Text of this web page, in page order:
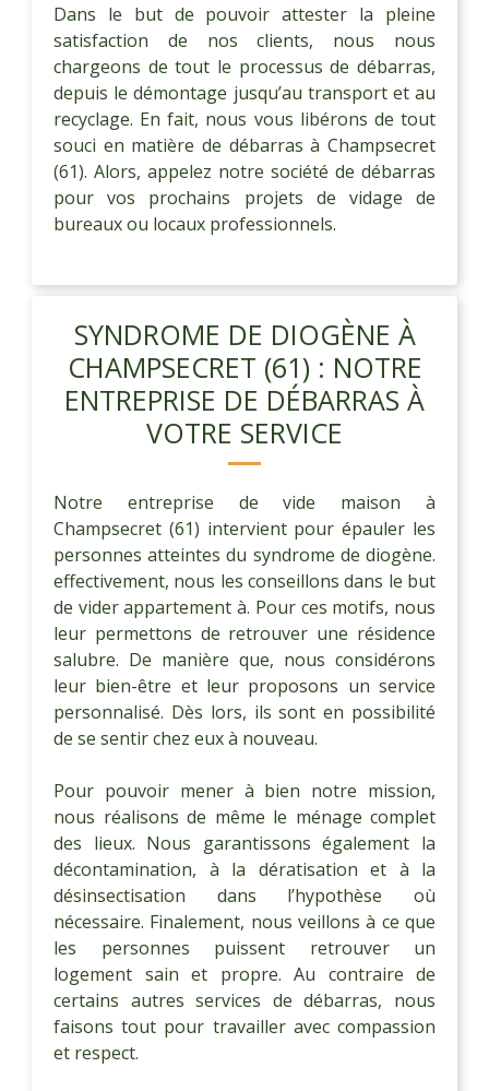
Dans le but de pouvoir attester la pleine
satisfaction de nos clients, nous nous
chargeons de tout le processus de débarras,
depuis le démontage jusqu’au transport et au
recyclage. En fait, nous vous libérons de tout
souci en matière de débarras à Champsecret
(61). Alors, appelez notre société de débarras
pour vos prochains projets de vidage de
bureaux ou locaux professionnels.
SYNDROME DE DIOGÈNE À
CHAMPSECRET (61) : NOTRE
ENTREPRISE DE DÉBARRAS À
VOTRE SERVICE
Notre entreprise de vide maison à
Champsecret (61) intervient pour épauler les
personnes atteintes du syndrome de diogène.
effectivement, nous les conseillons dans le but
de vider appartement à. Pour ces motifs, nous
leur permettons de retrouver une résidence
salubre. De manière que, nous considérons
leur bien-être et leur proposons un service
personnalisé. Dès lors, ils sont en possibilité
de se sentir chez eux à nouveau.
Pour pouvoir mener à bien notre mission,
nous réalisons de même le ménage complet
des lieux. Nous garantissons également la
décontamination, à la dératisation et à la
désinsectisation dans l’hypothèse où
nécessaire. Finalement, nous veillons à ce que
les personnes puissent retrouver un
logement sain et propre. Au contraire de
certains autres services de débarras, nous
faisons tout pour travailler avec compassion
et respect.